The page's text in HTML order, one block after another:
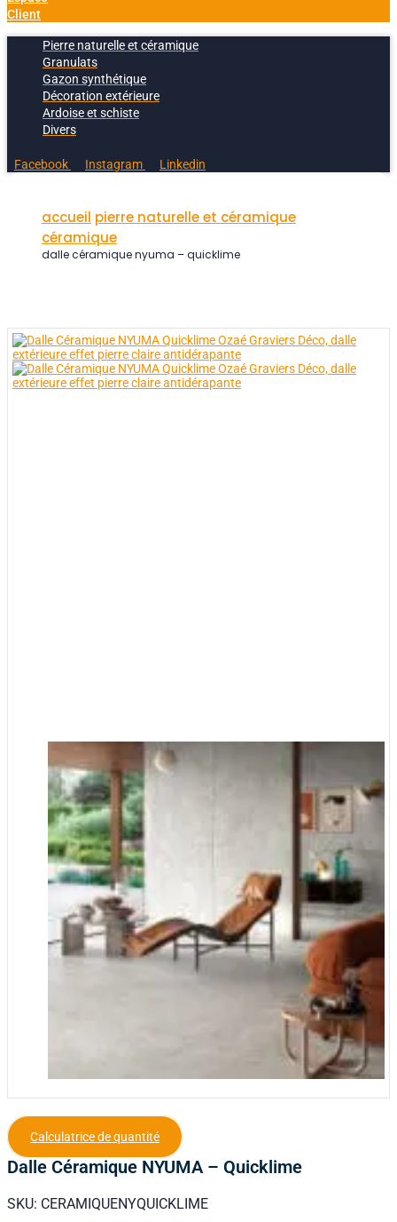
Client
Pierre naturelle et céramique
Granulats
Gazon synthétique
Décoration extérieure
Ardoise et schiste
Divers
Facebook Instagram Linkedin
accueil pierre naturelle et céramique
céramique
dalle céramique nyuma – quicklime
Calculatrice de quantité
Dalle Céramique NYUMA – Quicklime
SKU: CERAMIQUENYQUICKLIME